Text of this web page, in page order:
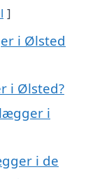
i Ølsted
i Ølsted?
i
i de